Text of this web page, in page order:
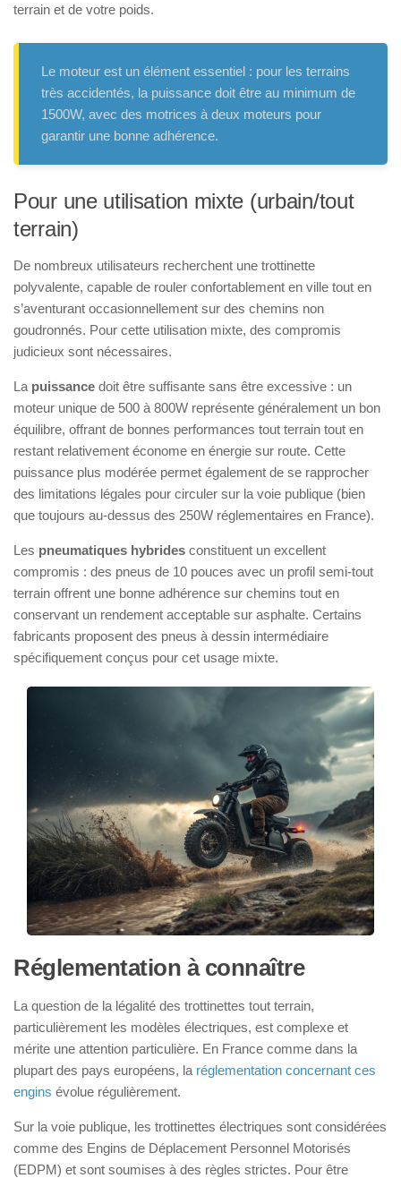
terrain et de votre poids.
Le moteur est un élément essentiel : pour les terrains
très accidentés, la puissance doit être au minimum de
1500W, avec des motrices à deux moteurs pour
garantir une bonne adhérence.
Pour une utilisation mixte (urbain/tout
terrain)
De nombreux utilisateurs recherchent une trottinette
polyvalente, capable de rouler confortablement en ville tout en
s’aventurant occasionnellement sur des chemins non
goudronnés. Pour cette utilisation mixte, des compromis
judicieux sont nécessaires.
La puissance doit être suffisante sans être excessive : un
moteur unique de 500 à 800W représente généralement un bon
équilibre, offrant de bonnes performances tout terrain tout en
restant relativement économe en énergie sur route. Cette
puissance plus modérée permet également de se rapprocher
des limitations légales pour circuler sur la voie publique (bien
que toujours au-dessus des 250W réglementaires en France).
Les pneumatiques hybrides constituent un excellent
compromis : des pneus de 10 pouces avec un profil semi-tout
terrain offrent une bonne adhérence sur chemins tout en
conservant un rendement acceptable sur asphalte. Certains
fabricants proposent des pneus à dessin intermédiaire
spécifiquement conçus pour cet usage mixte.
Réglementation à connaître
La question de la légalité des trottinettes tout terrain,
particulièrement les modèles électriques, est complexe et
mérite une attention particulière. En France comme dans la
plupart des pays européens, la réglementation concernant ces
engins évolue régulièrement.
Sur la voie publique, les trottinettes électriques sont considérées
comme des Engins de Déplacement Personnel Motorisés
(EDPM) et sont soumises à des règles strictes. Pour être